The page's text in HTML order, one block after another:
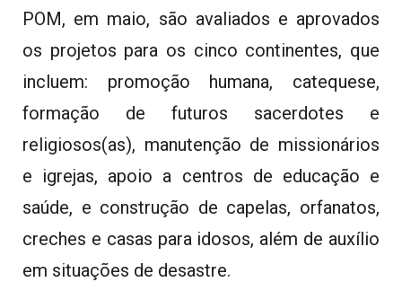
POM, em maio, são avaliados e aprovados
os projetos para os cinco continentes, que
incluem: promoção humana, catequese,
formação de futuros sacerdotes e
religiosos(as), manutenção de missionários
e igrejas, apoio a centros de educação e
saúde, e construção de capelas, orfanatos,
creches e casas para idosos, além de auxílio
em situações de desastre.